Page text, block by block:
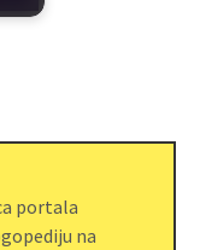
portala
na